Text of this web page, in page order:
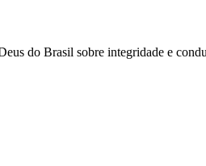
do Brasil sobre integridade e